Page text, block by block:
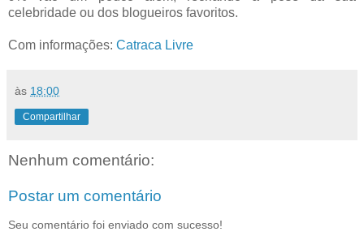
celebridade ou dos blogueiros favoritos.
Com informações: Catraca Livre
às 18:00
Compartilhar
Nenhum comentário:
Postar um comentário
Seu comentário foi enviado com sucesso!